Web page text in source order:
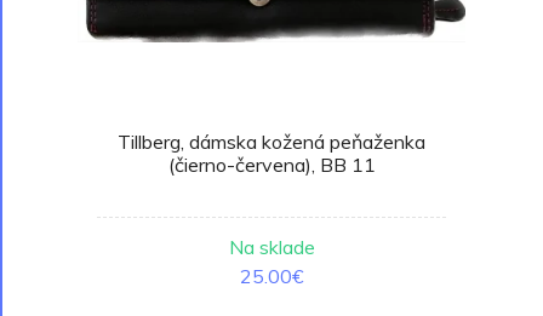
Tillberg, dámska kožená peňaženka
(čierno-červena), BB 11
Na sklade
25.00€